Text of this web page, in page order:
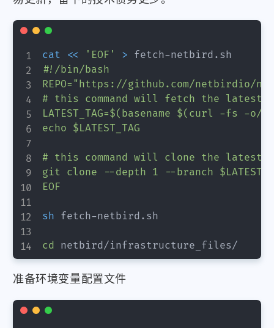
cat << 'EOF' > fetch-netbird.sh
#!/bin/bash
REPO="https://github.com/netbirdio/
# this command will fetch the latest
LATEST_TAG=$(basename $(curl -fs
echo $LATEST_TAG
# this command will clone the latest
git clone --depth 1 --branch
EOF
sh fetch-netbird.sh
cd
准备环境变量配置文件